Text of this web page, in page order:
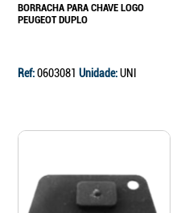
BORRACHA PARA CHAVE LOGO
PEUGEOT DUPLO
Ref:0603081 Unidade:UNI